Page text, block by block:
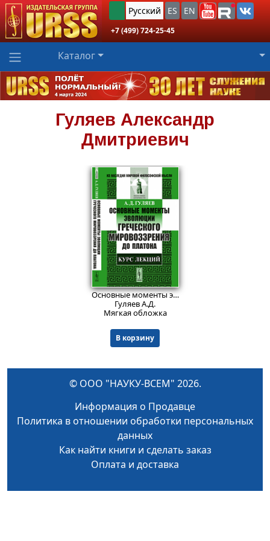
Русский ES EN
+7 (499) 724-25-45
Каталог
Гуляев Александр
Дмитриевич
850₽
Основные моменты эволюции греческого мировоззрения до Платона: Курс лекций.
Гуляев А.Д.
Мягкая обложка
В корзину
© ООО "НАУКУ-ВСЕМ" 2026.
Информация о Продавце
Политика в отношении обработки персональных
данных
Как найти книги и сделать заказ
Оплата и доставка